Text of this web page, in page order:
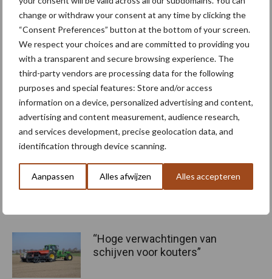
change or withdraw your consent at any time by clicking the
“Consent Preferences” button at the bottom of your screen.
We respect your choices and are committed to providing you
with a transparent and secure browsing experience. The
third-party vendors are processing data for the following
purposes and special features: Store and/or access
information on a device, personalized advertising and content,
advertising and content measurement, audience research,
and services development, precise geolocation data, and
identification through device scanning.
Aanpassen Alles afwijzen Alles accepteren
De getrokken Horschveldspuit op dit bedrijf is ook uitgerust met
een luchtdrukwisselsysteem. Deze investering is gedaan in 2021,
waarbij een PTGsysteem is geïnstalleerd. Het duurt slechts drie
minuten om van 0,6 naar twee bar te gaan. Deze akkerbouwer
heeft percelen van ruime omvang, die tevens ver van elkaar
verwijderd liggen, dus het snel wisselen tussen
bandenspanningen is gewenst. “Hierdoor kan ik eerder het land
op gaan na een regenbui. Dit heeft dus zowel ecologische als
economische voordelen.”
Tekst en beeld: Antoine Van Houtte
“Hoge verwachtingen van
schijven voor kouters”